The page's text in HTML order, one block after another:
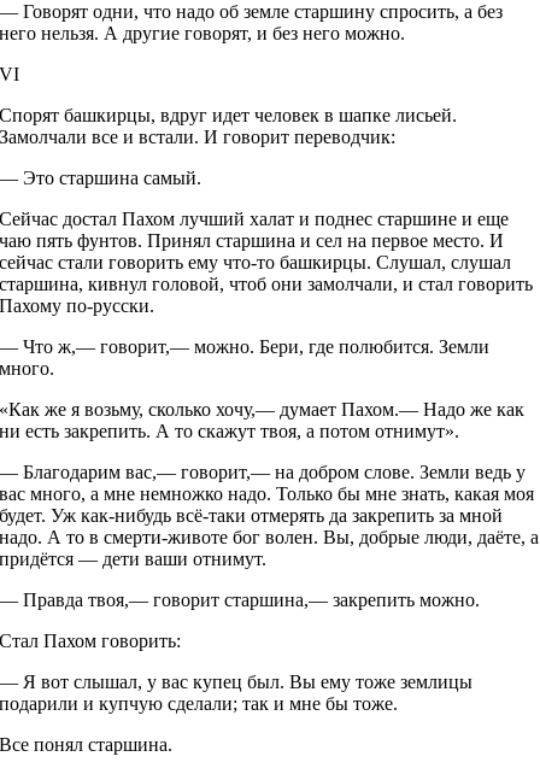
— Говорят одни, что надо об земле старшину спросить, а без
него нельзя. А другие говорят, и без него можно.
VI
Спорят башкирцы, вдруг идет человек в шапке лисьей.
Замолчали все и встали. И говорит переводчик:
— Это старшина самый.
Сейчас достал Пахом лучший халат и поднес старшине и еще
чаю пять фунтов. Принял старшина и сел на первое место. И
сейчас стали говорить ему что-то башкирцы. Слушал, слушал
старшина, кивнул головой, чтоб они замолчали, и стал говорить
Пахому по-русски.
— Что ж,— говорит,— можно. Бери, где полюбится. Земли
много.
«Как же я возьму, сколько хочу,— думает Пахом.— Надо же как
ни есть закрепить. А то скажут твоя, а потом отнимут».
— Благодарим вас,— говорит,— на добром слове. Земли ведь у
вас много, а мне немножко надо. Только бы мне знать, какая моя
будет. Уж как-нибудь всё-таки отмерять да закрепить за мной
надо. А то в смерти-животе бог волен. Вы, добрые люди, даёте, а
придётся — дети ваши отнимут.
— Правда твоя,— говорит старшина,— закрепить можно.
Стал Пахом говорить:
— Я вот слышал, у вас купец был. Вы ему тоже землицы
подарили и купчую сделали; так и мне бы тоже.
Все понял старшина.